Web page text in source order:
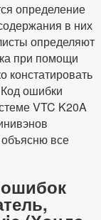
определение
в них
определяют
при помощи
констатировать
ошибки
VTC K20A
все